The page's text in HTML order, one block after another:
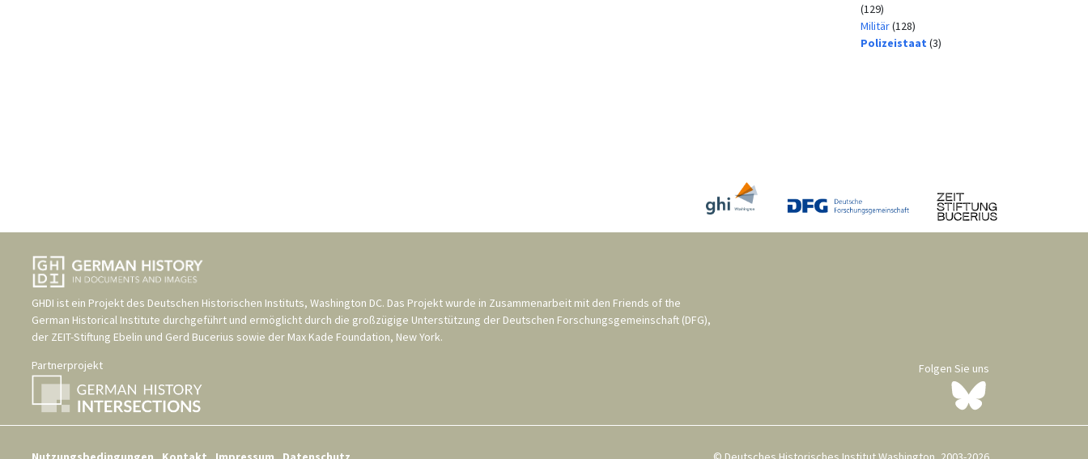
(129)
Militär(128)
Polizeistaat (3)
GHDI ist ein Projekt des Deutschen Historischen Instituts, Washington DC. Das Projekt wurde in Zusammenarbeit mit den Friends of the
German Historical Institute durchgeführt und ermöglicht durch die großzügige Unterstützung der Deutschen Forschungsgemeinschaft (DFG),
der ZEIT-Stiftung Ebelin und Gerd Bucerius sowie der Max Kade Foundation, New York.
Partnerprojekt
Folgen Sie uns